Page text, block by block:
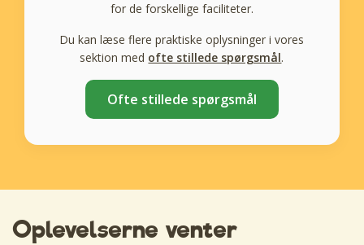
for de forskellige faciliteter.
Du kan læse flere praktiske oplysninger i vores
sektion med ofte stillede spørgsmål.
Ofte stillede spørgsmål
Oplevelserne venter